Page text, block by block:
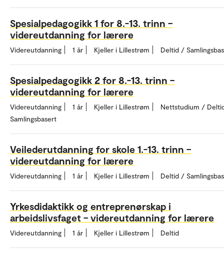
Spesialpedagogikk 1 for 8.-13. trinn –
videreutdanning for lærere
Videreutdanning 1 år Kjeller i Lillestrøm Deltid /
Spesialpedagogikk 2 for 8.-13. trinn –
videreutdanning for lærere
Videreutdanning 1 år Kjeller i Lillestrøm
Nettstudium /
Samlingsbasert
Veilederutdanning for skole 1.-13. trinn –
videreutdanning for lærere
Videreutdanning 1 år Kjeller i Lillestrøm Deltid /
Yrkesdidaktikk og entreprenørskap i
arbeidslivsfaget – videreutdanning for lærere
Videreutdanning 1 år Kjeller i Lillestrøm Deltid